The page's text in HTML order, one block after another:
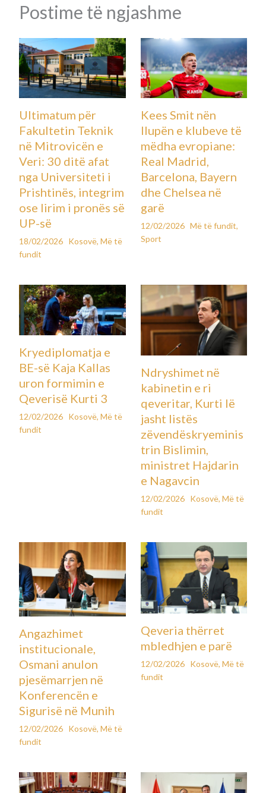
Postime të ngjashme
Ultimatum për
Fakultetin Teknik
në Mitrovicën e
Veri: 30 ditë afat
nga Universiteti i
Prishtinës, integrim
ose lirim i pronës së
UP-së
18/02/2026 Kosovë,Më të
fundit
Kees Smit nën
llupën e klubeve të
mëdha evropiane:
Real Madrid,
Barcelona, Bayern
dhe Chelsea në
garë
12/02/2026 Më të fundit,
Sport
Kryediplomatja e
BE-së Kaja Kallas
uron formimin e
Qeverisë Kurti 3
12/02/2026 Kosovë,Më të
fundit
Ndryshimet në
kabinetin e ri
qeveritar, Kurti lë
jasht listës
zëvendëskryeminis
trin Bislimin,
ministret Hajdarin
e Nagavcin
12/02/2026 Kosovë, Më të
fundit
Angazhimet
institucionale,
Osmani anulon
pjesëmarrjen në
Konferencën e
Sigurisë në Munih
12/02/2026 Kosovë,Më të
fundit
Qeveria thërret
mbledhjen e parë
12/02/2026 Kosovë, Më të
fundit